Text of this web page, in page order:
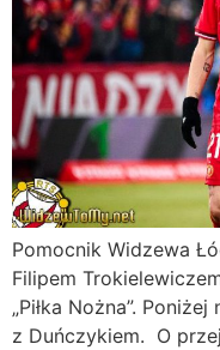
Pomocnik Widzewa
Filipem
„Piłka Nożna”.
z Duńczykiem. O